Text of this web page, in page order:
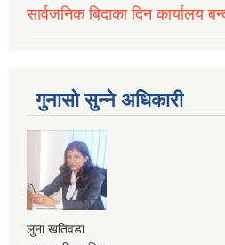
सार्वजनिक बिदाका दिन कार्यालय
गुनासो सुन्ने अधिकारी
लुना खतिवडा